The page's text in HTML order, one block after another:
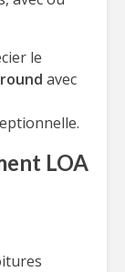
le
avec
LOA